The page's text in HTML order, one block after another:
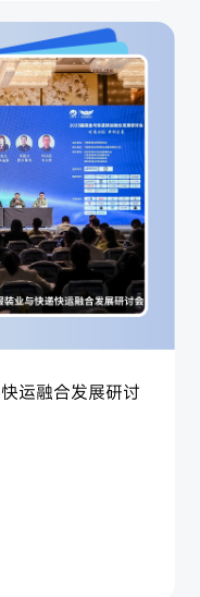
运融合发展研讨